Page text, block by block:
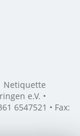
Netiquette
e.V. •
6547521 • Fax: